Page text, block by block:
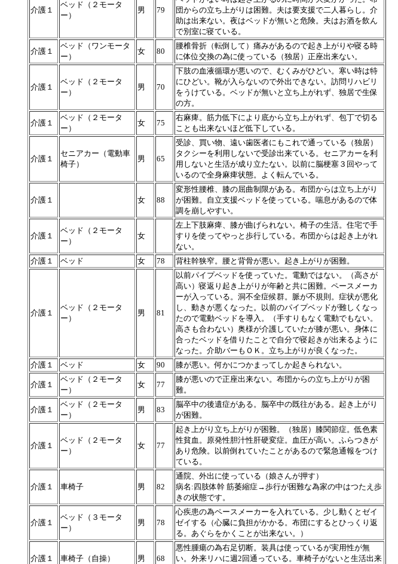
介護１
ベッド（２モータ
ー）
男 79
団からの立ち上がりは困難。夫は要支援で二人暮らし。介
助は出来ない。夜はベッドが無いと危険。夫はお酒を飲ん
で別室に寝ている。
介護１
ベッド（ワンモータ
ー）
女 80
腰椎骨折（転倒して）痛みがあるので起き上がりや寝る時
に体位交換の為に使っている（独居）正座出来ない。
介護１
ベッド（２モータ
ー）
男 70
下肢の血液循環が悪いので、むくみがひどい。寒い時は特
にひどい。靴が入らないので外出できない。訪問リハビリ
をうけている。ベッドが無いと立ち上がれず、独居で生保
の方。
介護１
ベッド（２モータ
ー）
女 75
右麻痺。筋力低下により底から立ち上がれず、包丁で切る
ことも出来ないほど低下している。
介護１
セニアカー（電動車
椅子）
男 65
受診、買い物、遠い歯医者にもこれで通っている（独居）
タクシーを利用しないで受診出来ている。セニアカーを利
用しないと生活が成り立たない。以前に脳梗塞３回やって
いるので全身麻痺状態。よく転んでいる。
介護１ 女 88
変形性腰椎、膝の屈曲制限がある。布団からは立ち上がり
が困難。自立支援ベッドを使っている。喘息があるので体
調を崩しやすい。
介護１
ベッド（２モータ
ー）
女
左上下肢麻痺、膝が曲げられない。椅子の生活。住宅で手
すりを使ってやっと歩行している。布団からは起き上がれ
ない。
介護１
ベッド 女 78 背柱幹狭窄。腰と背骨が悪い。起き上がりが困難。
介護１
ベッド（２モータ
ー）
男 81
以前パイプベッドを使っていた。電動ではない。（高さが
高い）寝返り起き上がりが年齢と共に困難。ペースメーカ
ーが入っている。洞不全症候群。脈が不規則。症状が悪化
し、動きが悪くなった。以前のパイプベッドが難しくなっ
たので電動ベッドを導入。（手すりもなく電動でもない。
高さも合わない）奥様が介護していたが膝が悪い。身体に
合ったベッドを借りたことで自分で寝起きが出来るように
なった。介助バーもＯＫ。立ち上がりが良くなった。
介護１
ベッド 女 90 膝が悪い。何かにつかまってしか起きられない。
介護１
ベッド（２モータ
ー）
女 77
膝が悪いので正座出来ない。布団からの立ち上がりが困
難。
介護１
ベッド（２モータ
ー）
男 83
脳卒中の後遺症がある。脳卒中の既往がある。起き上がり
が困難。
介護１
ベッド（２モータ
ー）
女 77
起き上がり立ち上がりが困難。（独居）膝関節症。低色素
性貧血。原発性胆汁性肝硬変症。血圧が高い。ふらつきが
あり危険。以前倒れていたことがあるので緊急通報をつけ
ている。
介護１ 車椅子 男 82
通院、外出に使っている（娘さんが押す）
病名:四肢体幹 筋萎縮症→歩行が困難な為家の中はつたえ歩
きの状態です。
介護１
ベッド（３モータ
ー）
男 78
心疾患の為ペースメーカーを入れている。少し動くとゼイ
ゼイする（心臓に負担がかかる。布団にするとひっくり返
る。あぐらをかくことが出来ない。）
介護１ 車椅子（自操） 男 68
悪性腫瘍の為右足切断。装具は使っているが実用性が無
い。外来リハに週2回通っている。車椅子がないと生活出来